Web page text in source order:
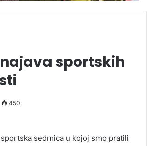
sportskih
450
sedmica u kojoj smo pratili